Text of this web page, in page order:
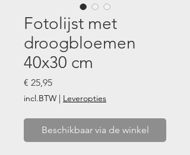
Fotolijst met
droogbloemen
40x30 cm
€ 25,95Prijs
incl.BTW | Leveropties
Beschikbaar via de winkel